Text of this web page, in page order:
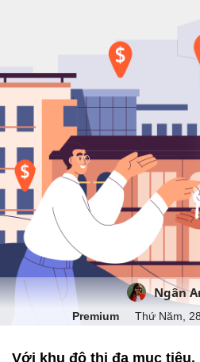
Ngân
Premium Thứ Năm,
Với khu đô thị đa mục tiêu,